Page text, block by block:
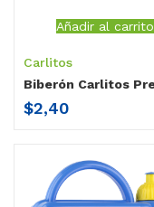
Añadir al carrito
Carlitos
$2,40